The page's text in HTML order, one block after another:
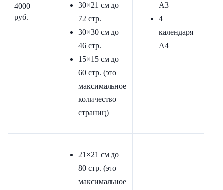
4000
руб.
30×21 см до
72 стр.
30×30 см до
46 стр.
15×15 см до
60 стр. (это
максимальное
количество
страниц)
А3
4
календаря
А4
21×21 см до
80 стр. (это
максимальное